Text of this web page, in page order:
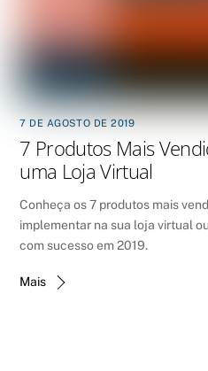
7 DE AGOSTO DE 2019
7 Produtos Mais
uma Loja Virtual
Conheça os 7 produtos mais
implementar na sua loja virtual
com sucesso em 2019.
Mais